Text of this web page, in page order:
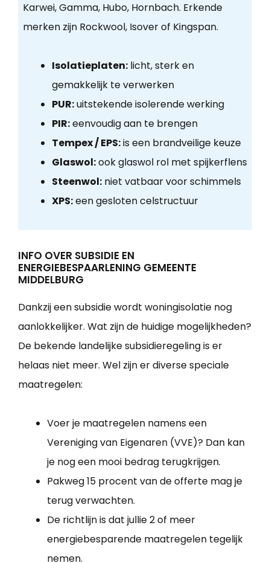
Karwei, Gamma, Hubo, Hornbach. Erkende
merken zijn Rockwool, Isover of Kingspan.
Isolatieplaten:licht, sterk en
gemakkelijk te verwerken
PUR:uitstekende isolerende werking
PIR:eenvoudig aan te brengen
Tempex / EPS:is een brandveilige keuze
Glaswol:ook glaswol rol met spijkerflens
Steenwol:niet vatbaar voor schimmels
XPS:een gesloten celstructuur
INFO OVER SUBSIDIE EN
ENERGIEBESPAARLENING GEMEENTE
MIDDELBURG
Dankzij een subsidie wordt woningisolatie nog
aanlokkelijker. Wat zijn de huidige mogelijkheden?
De bekende landelijke subsidieregeling is er
helaas niet meer. Wel zijn er diverse speciale
maatregelen:
Voer je maatregelen namens een
Vereniging van Eigenaren (VVE)? Dan kan
je nog een mooi bedrag terugkrijgen.
Pakweg 15 procent van de offerte mag je
terug verwachten.
De richtlijn is dat jullie 2 of meer
energiebesparende maatregelen tegelijk
nemen.